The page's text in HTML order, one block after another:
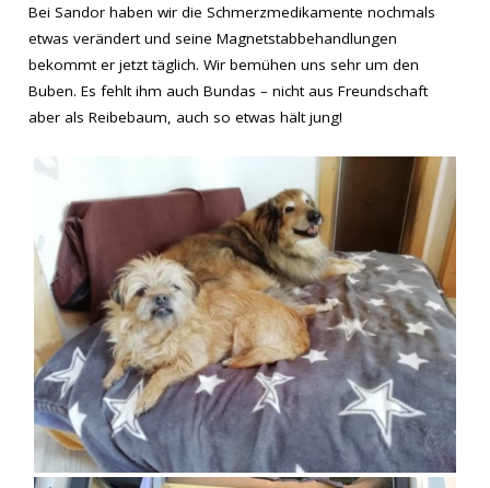
Bei Sandor haben wir die Schmerzmedikamente nochmals
etwas verändert und seine Magnetstabbehandlungen
bekommt er jetzt täglich. Wir bemühen uns sehr um den
Buben. Es fehlt ihm auch Bundas – nicht aus Freundschaft
aber als Reibebaum, auch so etwas hält jung!